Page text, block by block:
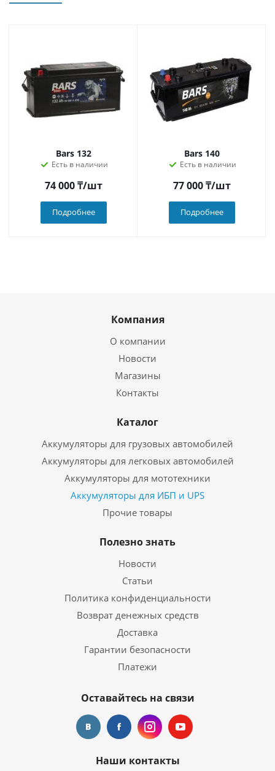
Bars 132
Есть в наличии
74 000₸/шт
Подробнее
Bars 140
Есть в наличии
77 000₸/шт
Подробнее
Компания
О компании
Новости
Магазины
Контакты
Каталог
Аккумуляторы для грузовых автомобилей
Аккумуляторы для легковых автомобилей
Аккумуляторы для мототехники
Аккумуляторы для ИБП и UPS
Прочие товары
Полезно знать
Новости
Статьи
Политика конфиденциальности
Возврат денежных средств
Доставка
Гарантии безопасности
Платежи
Оставайтесь на связи
Наши контакты